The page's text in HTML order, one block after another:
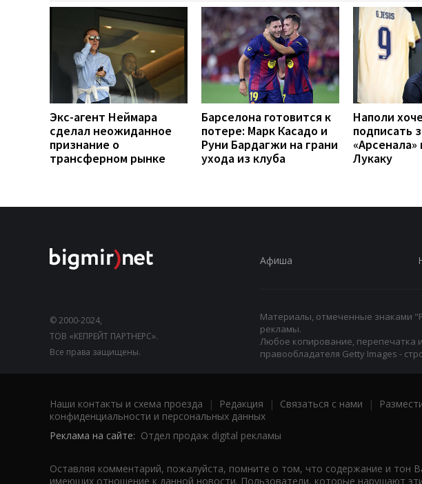
Экс-агент Неймара
сделал неожиданное
признание о
трансферном рынке
Барселона готовится к
потере: Марк Касадо и
Руни Бардагжи на грани
ухода из клуба
Наполи
подписать
Лукаку
© 2000-2024,
ТОВ «КЕПРЕЙТ ПАРТНЕРС».
Все права защищены.
Афиша
Материалы, отмеченные знаками
рекламы.
Любое копирование, перепечатка
правообладателя Getty Images -
Наши контакты и схема проезда | Редакция | Связаться с нами |
конфиденциальности и персональных данных
Реклама на сайте: Отдел продаж digital рекламы
Оставляя комментарий, пожалуйста, помните о том, что содержание и тон
имеющих отношение к данной новости. Пользователи, которые нарушают